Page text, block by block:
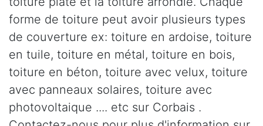
forme de toiture peut avoir plusieurs types
de couverture ex: toiture en ardoise, toiture
en tuile, toiture en métal, toiture en bois,
toiture en béton, toiture avec velux, toiture
avec panneaux solaires, toiture avec
photovoltaique .... etc sur Corbais .